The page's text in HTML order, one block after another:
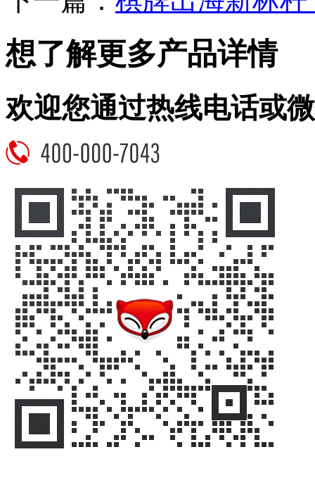
想了解更多产品详情
欢迎您通过热线电话或